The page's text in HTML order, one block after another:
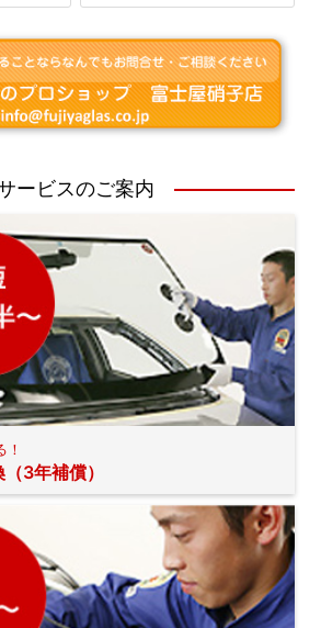
ービスのご案内
！
3年補償）